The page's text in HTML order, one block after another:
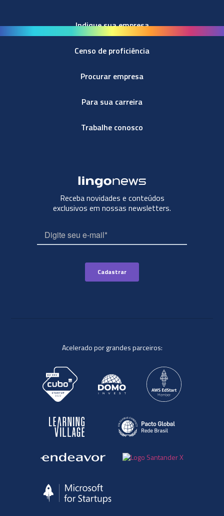
Indique sua empresa
Censo de proficiência
Procurar empresa
Para sua carreira
Trabalhe conosco
Receba novidades e conteúdos
exclusivos em nossas newsletters.
Acelerado por grandes parceiros: